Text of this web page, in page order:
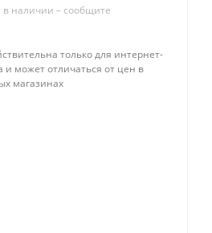
наличии – сообщите
только для интернет-
и может отличаться от цен в
магазинах